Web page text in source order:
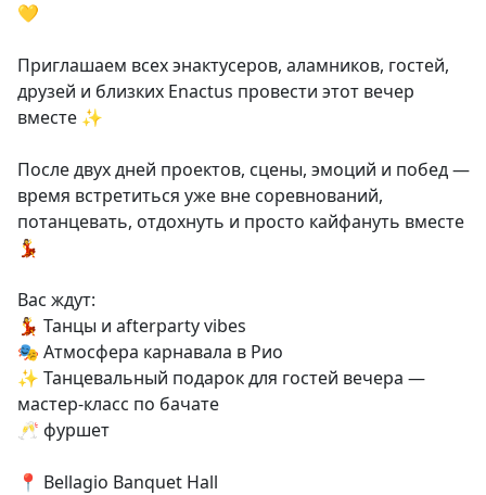
💛
Приглашаем всех энактусеров, аламников, гостей,
друзей и близких Enactus провести этот вечер
вместе ✨
После двух дней проектов, сцены, эмоций и побед —
время встретиться уже вне соревнований,
потанцевать, отдохнуть и просто кайфануть вместе
💃
Вас ждут:
💃 Танцы и afterparty vibes
🎭 Атмосфера карнавала в Рио
✨ Танцевальный подарок для гостей вечера —
мастер-класс по бачате
🥂 фуршет
📍 Bellagio Banquet Hall